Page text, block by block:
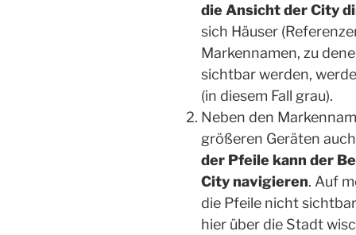
die Ansicht der City
sich Häuser
Markennamen, zu
sichtbar werden,
(in diesem Fall grau).
Neben den
größeren Geräten
der Pfeile kann der
City navigieren. Auf
die Pfeile nicht
hier über die Stadt